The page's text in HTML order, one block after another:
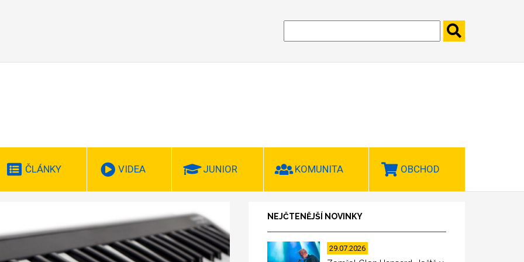
ČLÁNKY VIDEA JUNIOR KOMUNITA OBCHOD
NEJČTENĚJŠÍ NOVINKY
29.07.2026